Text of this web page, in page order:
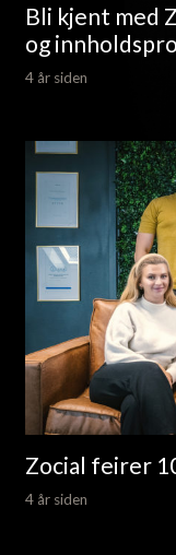
Bli kjent med
og
4 år siden
Zocial feirer
4 år siden